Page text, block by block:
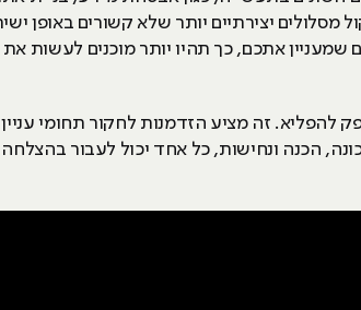
יצירתיים יותר שלא קשורים באופן
שמעניין אתכם, כך תהיו יותר מוכנים לעשות
להפליא. זה מציע הזדמנות לחקור תחומי
הכנה ונחישות, כל אחד יכול לעבור